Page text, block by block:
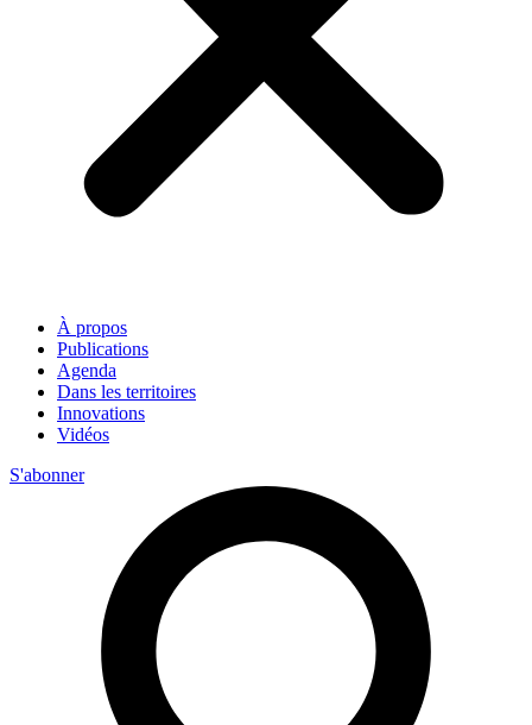
À propos
Publications
Agenda
Dans les territoires
Innovations
Vidéos
S'abonner